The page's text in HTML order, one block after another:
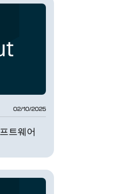
02/10/2025
트웨어